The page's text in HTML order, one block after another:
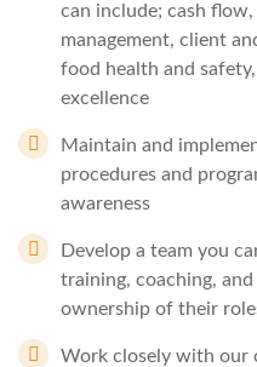
can include; cash
management, client
food health and
excellence
Maintain and
procedures and
awareness
Develop a team you
training, coaching,
ownership of their
Work closely with our